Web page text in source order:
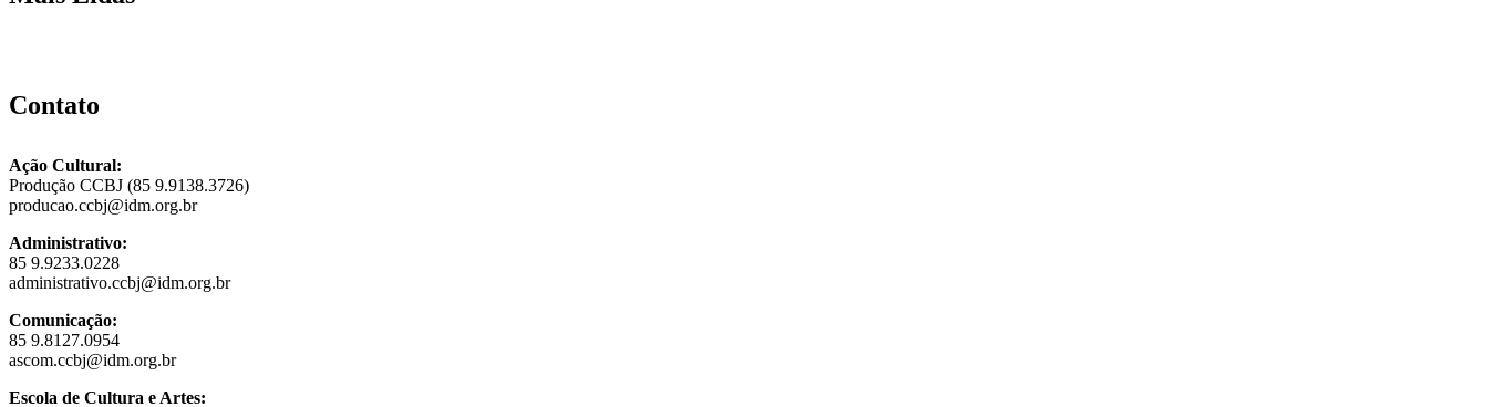
Contato
Ação Cultural:
Produção CCBJ (85 9.9138.3726)
producao.ccbj@idm.org.br
Administrativo:
85 9.9233.0228
administrativo.ccbj@idm.org.br
Comunicação:
85 9.8127.0954
ascom.ccbj@idm.org.br
Escola de Cultura e Artes: